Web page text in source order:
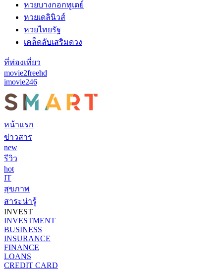
หวยบางกอกทูเดย์
หวยเดลินิวส์
หวยไทยรัฐ
เคล็ดลับเสริมดวง
ที่ท่องเที่ยว
movie2freehd
imovie246
หน้าแรก
ข่าวสาร
new
รีวิว
hot
IT
สุขภาพ
สาระน่ารู้
INVEST
INVESTMENT
BUSINESS
INSURANCE
FINANCE
LOANS
CREDIT CARD